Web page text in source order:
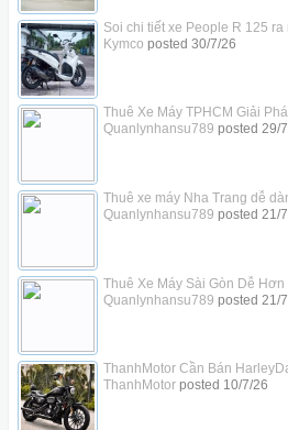
Soi chi tiết xe People R 125 ra
Kymco posted 30/7/26
Thuê Xe Máy TPHCM Giải
Quanlynhansu789 posted 29/
Thuê xe máy Nha Trang dễ
Quanlynhansu789 posted 21/
Thuê Xe Máy Sài Gòn Dễ Hơn
Quanlynhansu789 posted 21/
ThanhMotor Cần Bán
ThanhMotorposted 10/7/26